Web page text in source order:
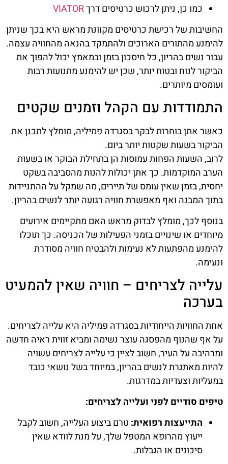
כמו כן, ניתן לרכוש כרטיסים דרךVIATOR
החשיבות של רכישת כרטיסים מקוונת מראש היא בכך שניתן
להימנע מהתורים הארוכים ולהתמקד בהנאה מהחוויה עצמה.
עבור נשים בהריון, כל חיסכון בזמן ובמאמץ יכול להפוך את
הביקור לנוח ובטוח יותר, שכן יש להימנע מתנועות רבות
ועומסים מיותרים.
התמודדות עם הקהל וזמנים שקטים
כאשר אתן בוחרות לבקר בסגרדה פמיליה, מומלץ לתכנן את
הביקור בשעות שקטות יותר ביום.
לרוב, השעות הפחות עמוסות הן בתחילת הבוקר או בשעות
הערב המוקדמות. כך אתן יכולות להנות מהסביבה בשקט
יחסית, בזמן שאין עומס של תיירים, מה שמקל על ההתניידות
בתוך המבנה ואף מאפשרת חוויה רגועה יותר לנשים בהריון.
בנוסף לכך, מומלץ לבדוק מראש האם מתקיימים אירועים
מיוחדים או שינויים בזמני הפעילות של הכניסה. כך תוכלו
להימנע מהפתעות לא נעימות ולהבטיח חוויה מסודרת
ונעימה.
עלייה לצריחים – חוויה שאין להמעיט
בערכה
אחת החוויות הייחודיות בסגרדה פמיליה היא עלייה לצריחים.
על אף שהנוף מהפסגה עוצר נשימה ומביא זווית ראיה חדשה
ומרהיבה על העיר, חשוב לציין כי עלייה לצריחים עשויה
להיות מאתגרת לנשים בהריון, במיוחד בשל נושאי כובד
במעליות וצעדיות במדרגות.
טיפים סודיים לפני ועלייה לצריחים:
התייעצות רפואית: טרם ביצוע העלייה, חשוב לקבל
ייעוץ מהרופא המטפל שלך, על מנת לוודא שאין
סיכונים או הגבלות.